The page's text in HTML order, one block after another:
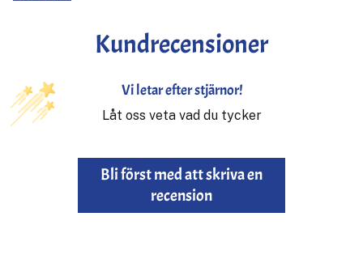
Kundrecensioner
Vi letar efter stjärnor!
Låt oss veta vad du tycker
Bli först med att skriva en
recension